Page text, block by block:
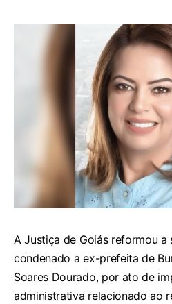
A Justiça de Goiás reformou a
condenado a ex-prefeita de
Soares Dourado, por ato de
administrativa relacionado ao